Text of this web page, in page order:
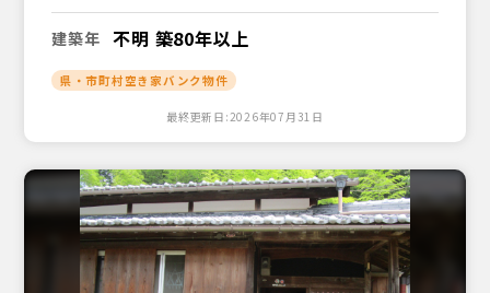
建築年 不明 築80年以上
県・市町村空き家バンク物件
最終更新日:2026年07月31日